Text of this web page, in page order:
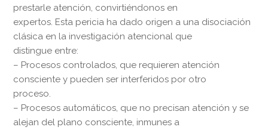
prestarle atención, convirtiéndonos en
expertos. Esta pericia ha dado origen a una disociación
clásica en la investigación atencional que
distingue entre:
– Procesos controlados, que requieren atención
consciente y pueden ser interferidos por otro
proceso.
– Procesos automáticos, que no precisan atención y se
alejan del plano consciente, inmunes a